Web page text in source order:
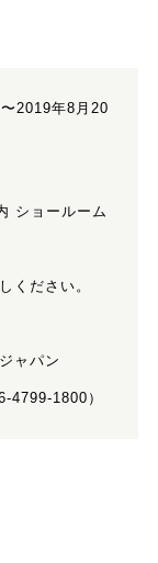
2019年8月20
ショールーム
ください。
ャパン
4799-1800）